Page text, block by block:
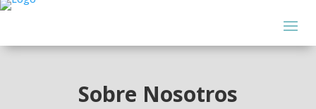
Sobre Nosotros